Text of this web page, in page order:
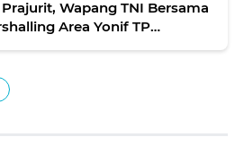
Wapang TNI Bersama
Area Yonif TP